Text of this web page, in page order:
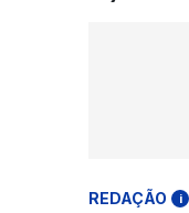
REDAÇÃO i